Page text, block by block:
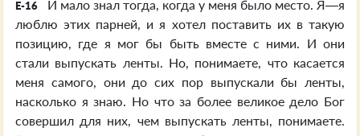
E-16
И мало знал тогда, когда у меня было место. Я—я
люблю этих парней, и я хотел поставить их в такую
позицию, где я мог бы быть вместе с ними. И они
стали выпускать ленты. Но, понимаете, что касается
меня самого, они до сих пор выпускали бы ленты,
насколько я знаю. Но что за более великое дело Бог
совершил для них, чем выпускать ленты, понимаете.